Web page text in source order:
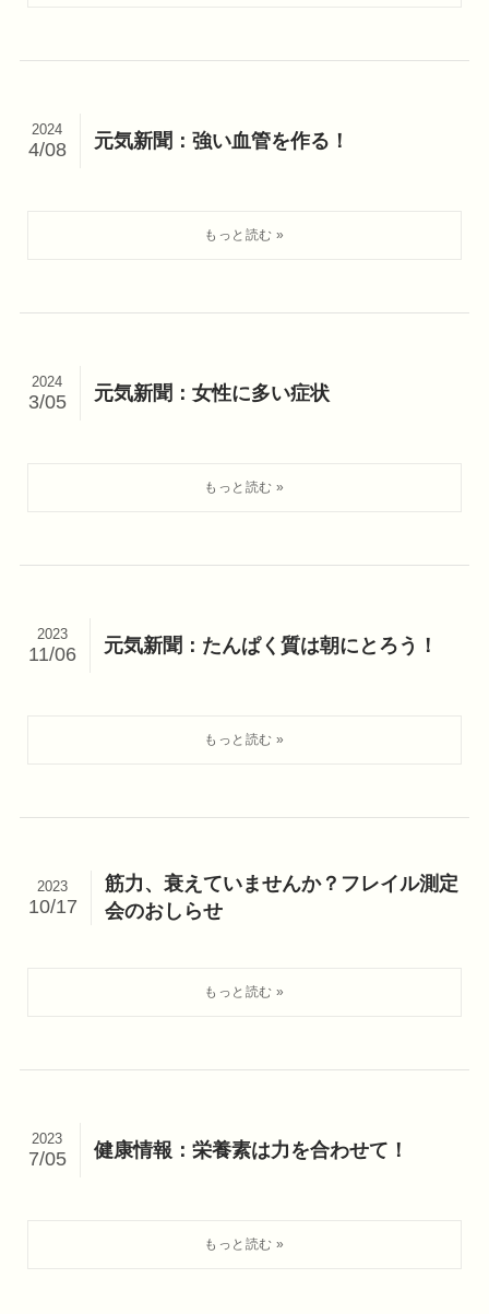
元気新聞：強い血管を作る！
2024
4/08
元気新聞：女性に多い症状
2024
3/05
元気新聞：たんぱく質は朝にとろう！
2023
11/06
筋力、衰えていませんか？フレイル測定
会のおしらせ
2023
10/17
健康情報：栄養素は力を合わせて！
2023
7/05